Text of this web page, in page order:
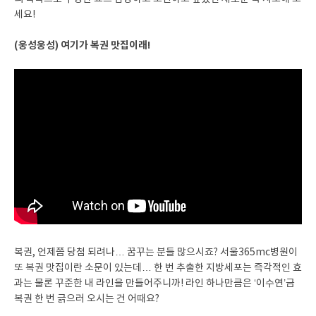
세요!
(웅성웅성) 여기가 복권 맛집이래!
복권, 언제쯤 당첨 되려나… 꿈꾸는 분들 많으시죠? 서울365mc병원이
또 복권 맛집이란 소문이 있는데… 한 번 추출한 지방세포는 즉각적인 효
과는 물론 꾸준한 내 라인을 만들어주니까! 라인 하나만큼은 ‘이수연’금
복권 한 번 긁으러 오시는 건 어때요?